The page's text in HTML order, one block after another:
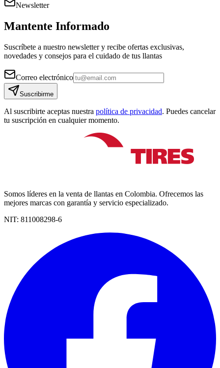
Newsletter
Mantente Informado
Suscríbete a nuestro newsletter y recibe ofertas exclusivas,
novedades y consejos para el cuidado de tus llantas
Correo electrónico
Suscribirme
Al suscribirte aceptas nuestra política de privacidad. Puedes cancelar
tu suscripción en cualquier momento.
Somos líderes en la venta de llantas en Colombia. Ofrecemos las
mejores marcas con garantía y servicio especializado.
NIT: 811008298-6